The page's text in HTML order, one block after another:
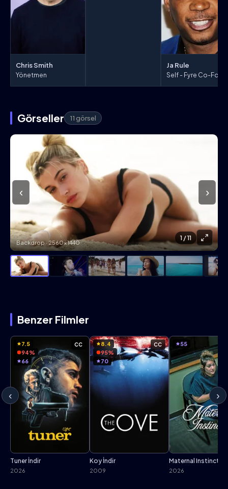
Chris Smith
Yönetmen
Ja Rule
Görseller 11 görsel
‹
Backdrop · 2560×1440
›
1 / 11
Benzer Filmler
‹
CC
7.5
94%
66
Tuner İndir
2026
CC
8.4
95%
70
Koy İndir
2009
55
Maternal Instinct
2026
›